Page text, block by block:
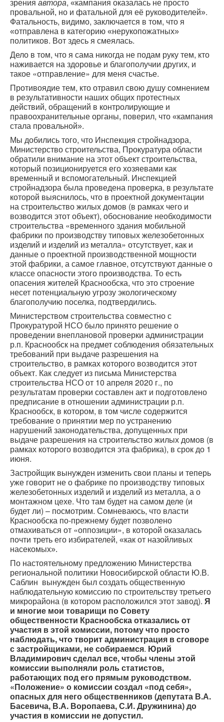
автора «кампания оказалась не просто
провальной, но и фатальной для её руководителей».
Фатальность, видимо, заключается в том, что я
«отправлена в категорию «нерукопожатных»
политиков. Вот здесь я смеялась.
Дело в том, что я сама никогда не подам руку тем, кто
наживается на здоровье и благополучии других, и
такое «отправление» для меня счастье.
Противоядие тем, кто отравил свою душу сомнением
в результативности наших общих протестных
действий, обращений в контролирующие и
правоохранительные органы, поверил, что «кампания
стала провальной».
Мы добились того, что Инспекция стройнадзора,
Министерство строительства, Прокуратура области
обратили внимание на этот объект строительства,
который позиционируется его хозяевами как
временный и вспомогательный. Инспекцией
стройнадзора была проведена проверка, в результате
которой выяснилось, что в проектной документации
на строительство жилых домов (в рамках чего и
возводится этот объект), обоснование необходимости
строительства «временного здания мобильной
фабрики по производству типовых железобетонных
изделий и изделий из металла» отсутствует, как и
данные о проектной производственной мощности
этой фабрики, а самое главное, отсутствуют данные о
классе опасности этого производства. То есть
опасения жителей Краснообска, что это строение
несет потенциальную угрозу экологическому
благополучию поселка, подтвердились.
Министерством строительства совместно с
Прокуратурой НСО было принято решение о
проведении внеплановой проверки администрации
р.п. Краснообск на предмет соблюдения обязательных
требований при выдаче разрешения на
строительство, в рамках которого возводится этот
объект. Как следует из письма Министерства
строительства НСО от 10 апреля 2020 г., по
результатам проверки составлен акт и подготовлено
предписание в отношении администрации р.п.
Краснообск, в котором, в том числе содержится
требование о принятии мер по устранению
нарушений законодательства, допущенных при
выдаче разрешения на строительство жилых домов (в
рамках которого возводится эта фабрика), в срок до 1
июня.
Застройщик вынужден изменить свои планы и теперь
уже говорит не о фабрике по производству типовых
железобетонных изделий и изделий из металла, а о
монтажном цехе. Что там будет на самом деле (и
будет ли) – посмотрим. Сомневаюсь, что власти
Краснообска по-прежнему будет позволено
отмахиваться от «оппозиции», в которой оказалась
почти треть его избирателей, «как от назойливых
насекомых».
По настоятельному предложению Министерства
региональной политики Новосибирской области Ю.В.
Саблин вынужден был создать общественную
наблюдательную комиссию по строительству третьего
микрорайона (в котором расположился этот завод). Я
и многие мои товарищи по Совету
общественности Краснообска отказались от
участия в этой комиссии, потому что просто
наблюдать, что творит администрация в сговоре
с застройщиками, не собираемся. Юрий
Владимирович сделал все, чтобы члены этой
комиссии выполняли роль статистов,
работающих под его прямым руководством.
«Положение» о комиссии создал «под себя»,
опасных для него общественников (депутата В.А.
Басевича, В.А. Воропаева, С.И. Дружинина) до
участия в комиссии не допустил.